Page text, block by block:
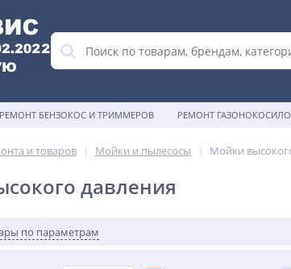
РЕМОНТ БЕНЗОКОС И ТРИММЕРОВ РЕМОНТ
и товаров Мойки и пылесосы Мойки
давления
по параметрам